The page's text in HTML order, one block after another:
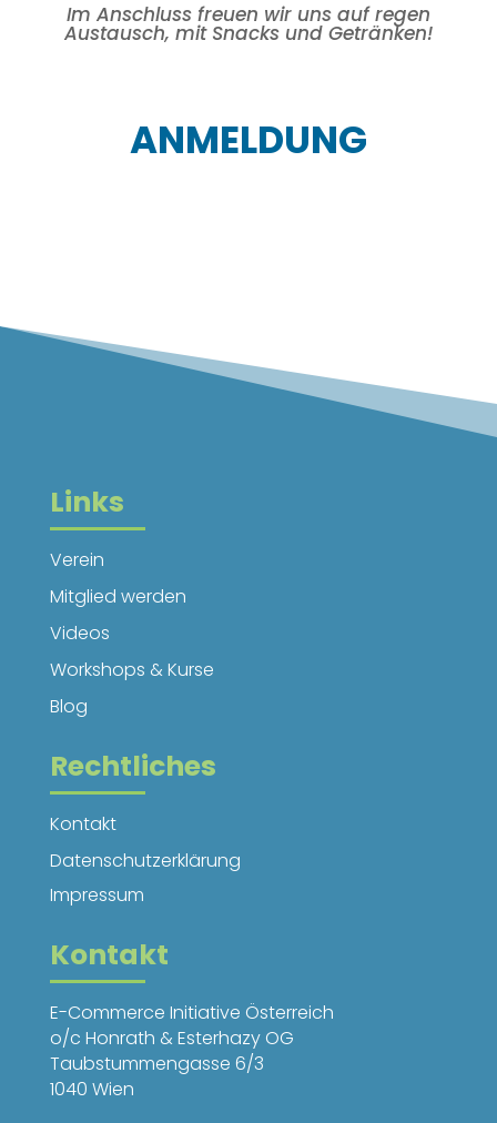
Im Anschluss freuen wir uns auf regen
Austausch, mit Snacks und Getränken!
ANMELDUNG
Links
Verein
Mitglied werden
Videos
Workshops & Kurse
Blog
Rechtliches
Kontakt
Datenschutzerklärung
Impressum
Kontakt
E-Commerce Initiative Österreich
o/c Honrath & Esterhazy OG
Taubstummengasse 6/3
1040 Wien